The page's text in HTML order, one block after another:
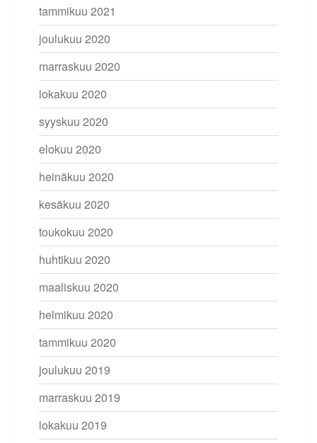
tammikuu 2021
joulukuu 2020
marraskuu 2020
lokakuu 2020
syyskuu 2020
elokuu 2020
heinäkuu 2020
kesäkuu 2020
toukokuu 2020
huhtikuu 2020
maaliskuu 2020
helmikuu 2020
tammikuu 2020
joulukuu 2019
marraskuu 2019
lokakuu 2019